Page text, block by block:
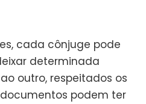
cada cônjuge pode
determinada
outro, respeitados os
podem ter